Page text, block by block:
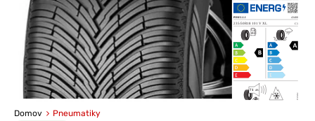
Domov
Pneumatiky